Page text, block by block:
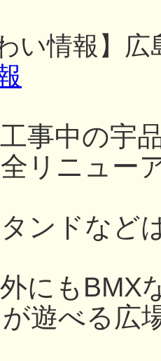
い情報】
事中の宇
リニュー
タンドなど
にもBMX
遊べる広